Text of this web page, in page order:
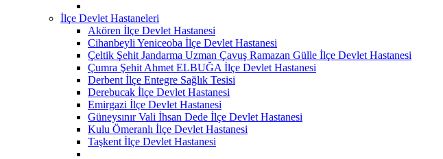
İlçe Devlet Hastaneleri
Akören İlçe Devlet Hastanesi
Cihanbeyli Yeniceoba İlçe Devlet Hastanesi
Çeltik Şehit Jandarma Uzman Çavuş Ramazan Gülle İlçe Devlet Hastanesi
Çumra Şehit Ahmet ELBUĞA İlçe Devlet Hastanesi
Derbent İlçe Entegre Sağlık Tesisi
Derebucak İlçe Devlet Hastanesi
Emirgazi İlçe Devlet Hastanesi
Güneysınır Vali İhsan Dede İlçe Devlet Hastanesi
Kulu Ömeranlı İlçe Devlet Hastanesi
Taşkent İlçe Devlet Hastanesi